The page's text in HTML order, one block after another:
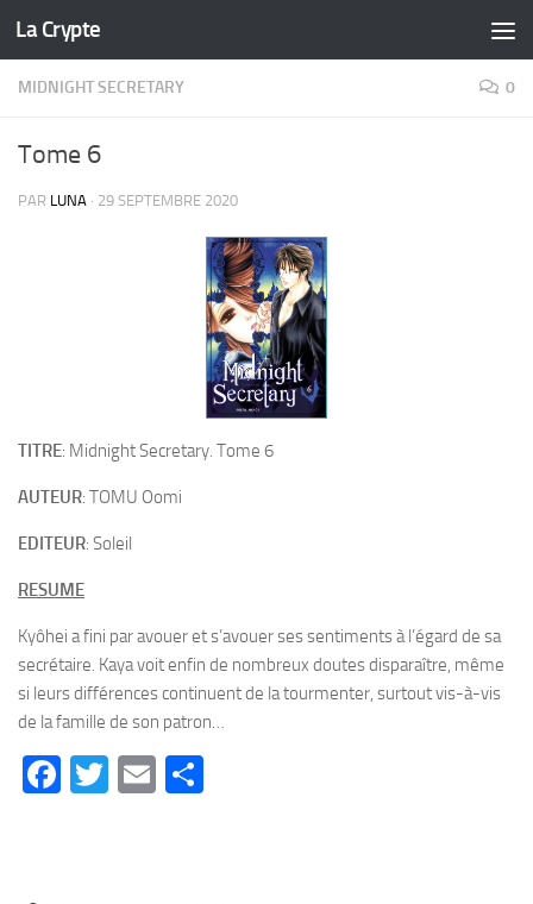
Skip to content
La Crypte
MIDNIGHT SECRETARY 0
Tome 6
PAR LUNA · 29 SEPTEMBRE 2020
TITRE: Midnight Secretary. Tome 6
AUTEUR: TOMU Oomi
EDITEUR: Soleil
RESUME
Kyôhei a fini par avouer et s’avouer ses sentiments à l’égard de sa
secrétaire. Kaya voit enfin de nombreux doutes disparaître, même
si leurs différences continuent de la tourmenter, surtout vis-à-vis
de la famille de son patron…
Facebook
Twitter
Email